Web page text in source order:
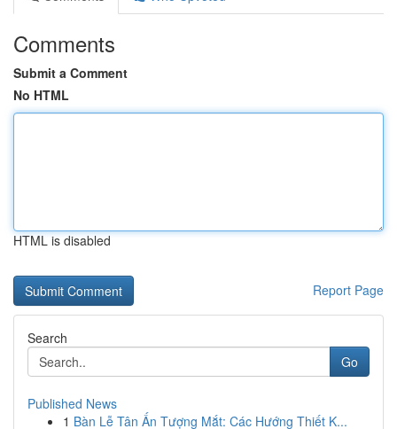
Comments
Submit a Comment
No HTML
HTML is disabled
Report Page
Search
Go
Published News
1 Bàn Lễ Tân Ấn Tượng Mắt: Các Hướng Thiết K...